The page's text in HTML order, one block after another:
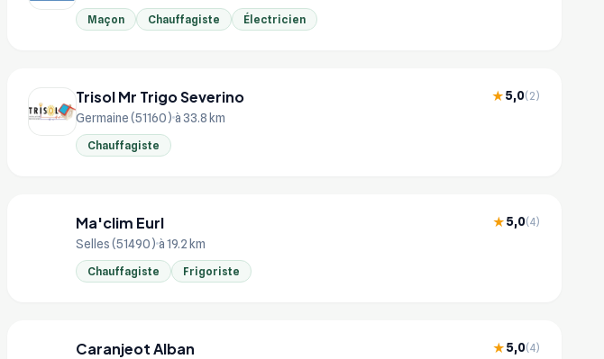
Maçon Chauffagiste Électricien
Trisol Mr Trigo Severino ★5,0(2)
Germaine (51160) à 33.8 km
Chauffagiste
Ma'clim Eurl ★5,0(4)
Selles (51490) à 19.2 km
Chauffagiste Frigoriste
Caranjeot Alban ★5,0(4)